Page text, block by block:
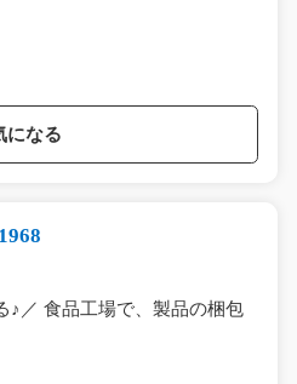
になる
♪／ 食品工場で、製品の梱包